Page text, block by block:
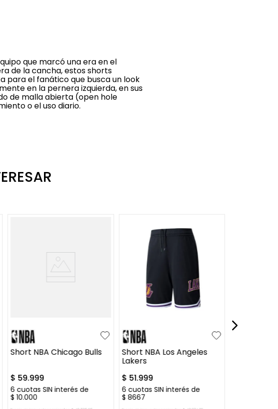
que marcó una era en el
de la cancha, estos shorts
para el fanático que busca un look
en la pernera izquierda, en sus
de malla abierta (open hole
o el uso diario.
Short NBA Chicago Bulls
$ 59.999
6 cuotas SIN interés de
$ 10.000
12
Short NBA Los Angeles
Lakers
$ 51.999
6 cuotas SIN interés de
$ 8667